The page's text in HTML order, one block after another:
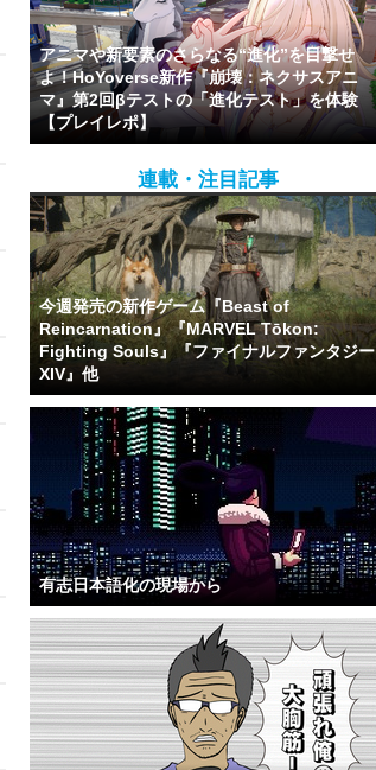
アニマや新要素のさらなる“進化”を目撃せ
よ！HoYoverse新作『崩壊：ネクサスアニ
マ』第2回βテストの「進化テスト」を体験
【プレイレポ】
連載・注目記事
今週発売の新作ゲーム『Beast of
Reincarnation』『MARVEL Tōkon:
Fighting Souls』『ファイナルファンタジー
XIV』他
有志日本語化の現場から